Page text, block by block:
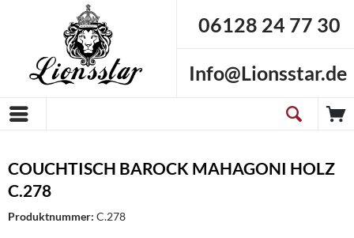
06128 24 77 30
Info@Lionsstar.de
COUCHTISCH BAROCK MAHAGONI HOLZ
C.278
Produktnummer: C.278